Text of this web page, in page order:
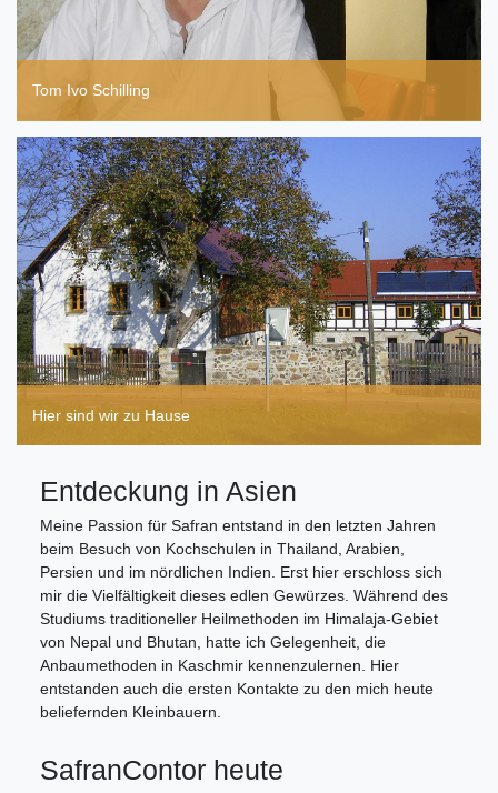
Tom Ivo Schilling
Hier sind wir zu Hause
Entdeckung in Asien
Meine Passion für Safran entstand in den letzten Jahren
beim Besuch von Kochschulen in Thailand, Arabien,
Persien und im nördlichen Indien. Erst hier erschloss sich
mir die Vielfältigkeit dieses edlen Gewürzes. Während des
Studiums traditioneller Heilmethoden im Himalaja-Gebiet
von Nepal und Bhutan, hatte ich Gelegenheit, die
Anbaumethoden in Kaschmir kennenzulernen. Hier
entstanden auch die ersten Kontakte zu den mich heute
beliefernden Kleinbauern.
SafranContor heute